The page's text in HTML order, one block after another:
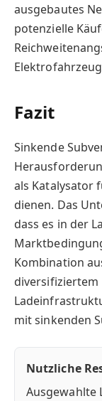
ausgebautes
potenzielle
Fazit
Sinkende
als Katalysator
dienen. Das
dass es in der
Kombination
mit sinkenden
Nutzliche
Ausgewahlte